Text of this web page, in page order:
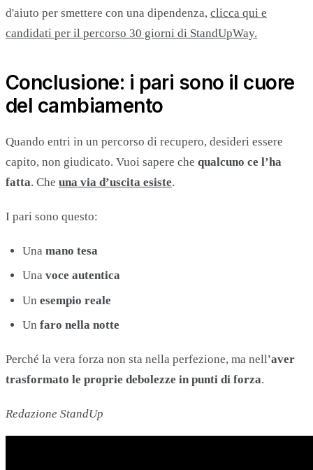
d'aiuto per smettere con una dipendenza, clicca qui e
candidati per il percorso 30 giorni di StandUpWay.
Conclusione: i pari sono il cuore
del cambiamento
Quando entri in un percorso di recupero, desideri essere
capito, non giudicato. Vuoi sapere che qualcuno ce l’ha
fatta. Che una via d’uscita esiste.
I pari sono questo:
Una mano tesa
Una voce autentica
Un esempio reale
Un faro nella notte
Perché la vera forza non sta nella perfezione, ma nell'aver
trasformato le proprie debolezze in punti di forza.
Redazione StandUp